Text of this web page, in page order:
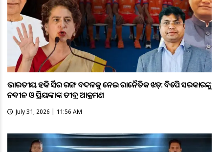
ଭାରତୀୟ ହକି ଜର୍ସିର ରଙ୍ଗ ବଦଳକୁ ନେଇ ରାଜନୈତିକ ଝଡ଼: ବିଜେପି ସରକାରଙ୍କୁ
ନବୀନ ଓ ପ୍ରିୟଙ୍କାଙ୍କ ତୀବ୍ର ଆକ୍ରମଣ
July 31, 2026 | 11:56 AM